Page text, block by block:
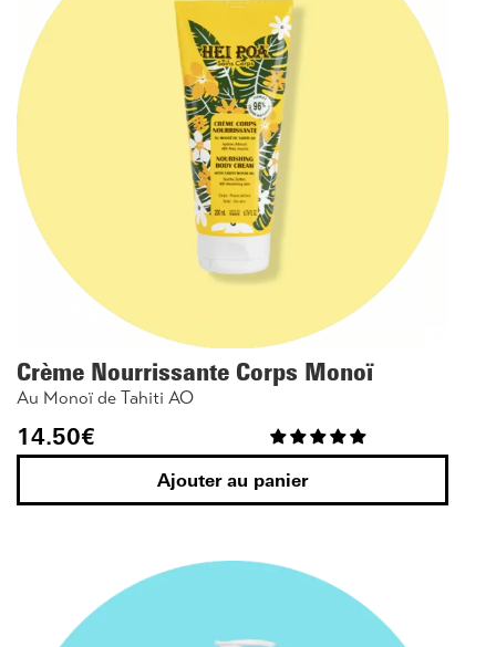
Crème Nourrissante Corps Monoï
Au Monoï de Tahiti AO
14.50€
Ajouter au panier